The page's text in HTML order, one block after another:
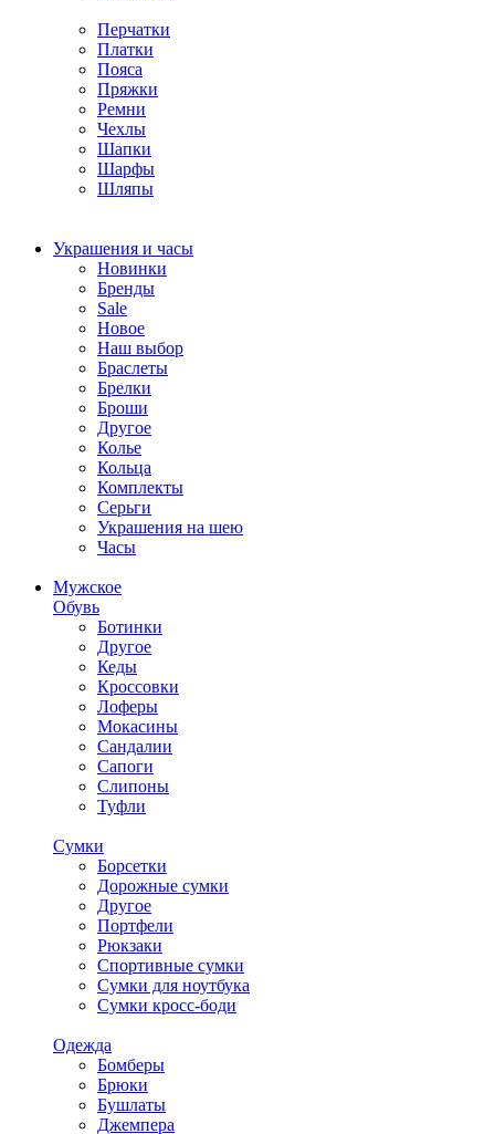
Перчатки
Платки
Пояса
Пряжки
Ремни
Чехлы
Шапки
Шарфы
Шляпы
Украшения и часы
Новинки
Бренды
Sale
Новое
Наш выбор
Браслеты
Брелки
Броши
Другое
Колье
Кольца
Комплекты
Серьги
Украшения на шею
Часы
Мужское
Обувь
Ботинки
Другое
Кеды
Кроссовки
Лоферы
Мокасины
Сандалии
Сапоги
Слипоны
Туфли
Сумки
Борсетки
Дорожные сумки
Другое
Портфели
Рюкзаки
Спортивные сумки
Сумки для ноутбука
Сумки кросс-боди
Одежда
Бомберы
Брюки
Бушлаты
Джемпера